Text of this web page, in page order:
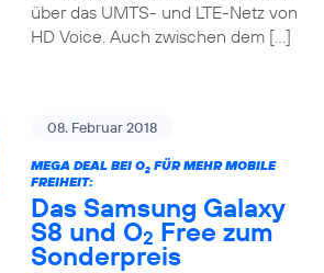
über das UMTS- und LTE-Netz von
HD Voice. Auch zwischen dem […]
08. Februar 2018
MEGA DEAL BEI O2FÜR MEHR MOBILE
FREIHEIT:
Das Samsung Galaxy
S8 und O2 Free zum
Sonderpreis